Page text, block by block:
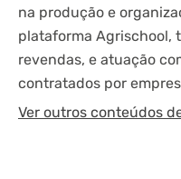
na produção e
plataforma Agrischool,
revendas, e atuação
contratados por
Ver outros conteúdos